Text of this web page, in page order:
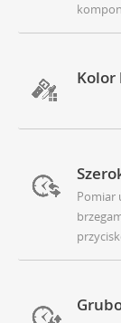
Kolor
Pomiar